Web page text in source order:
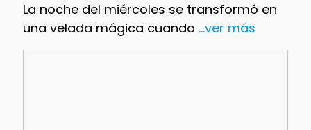
La noche del miércoles se transformó en
una velada mágica cuando ...ver más